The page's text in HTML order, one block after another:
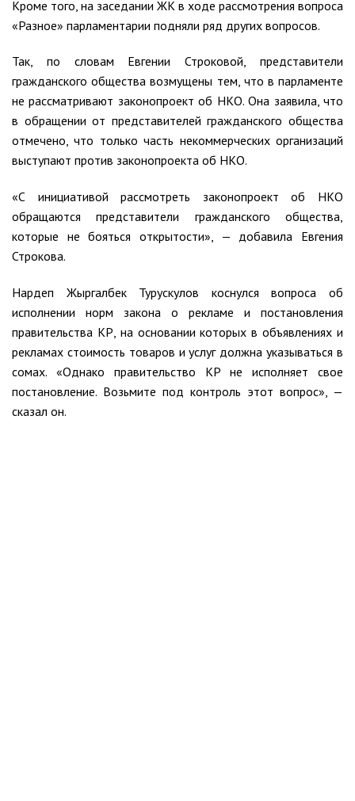
Кроме того, на заседании ЖК в ходе рассмотрения вопроса
«Разное» парламентарии подняли ряд других вопросов.
Так, по словам Евгении Строковой, представители
гражданского общества возмущены тем, что в парламенте
не рассматривают законопроект об НКО. Она заявила, что
в обращении от представителей гражданского общества
отмечено, что только часть некоммерческих организаций
выступают против законопроекта об НКО.
«С инициативой рассмотреть законопроект об НКО
обращаются представители гражданского общества,
которые не бояться открытости», — добавила Евгения
Строкова.
Нардеп Жыргалбек Турускулов коснулся вопроса об
исполнении норм закона о рекламе и постановления
правительства КР, на основании которых в объявлениях и
рекламах стоимость товаров и услуг должна указываться в
сомах. «Однако правительство КР не исполняет свое
постановление. Возьмите под контроль этот вопрос», —
сказал он.